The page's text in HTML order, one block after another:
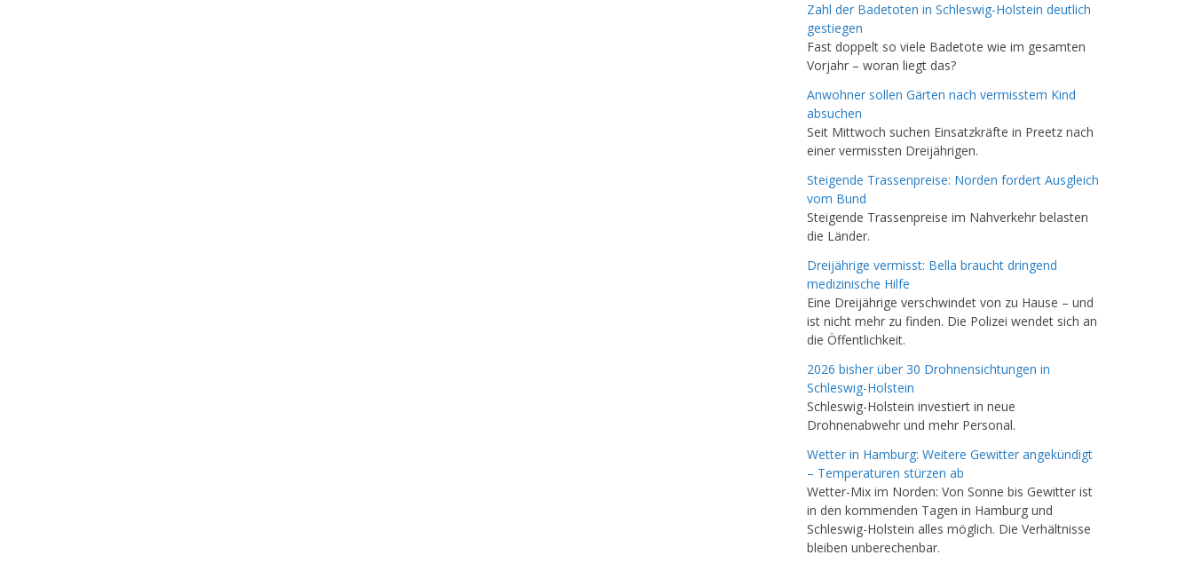
Zahl der Badetoten in Schleswig-Holstein deutlich
gestiegen
Fast doppelt so viele Badetote wie im gesamten
Vorjahr – woran liegt das?
Anwohner sollen Gärten nach vermisstem Kind
absuchen
Seit Mittwoch suchen Einsatzkräfte in Preetz nach
einer vermissten Dreijährigen.
Steigende Trassenpreise: Norden fordert Ausgleich
vom Bund
Steigende Trassenpreise im Nahverkehr belasten
die Länder.
Dreijährige vermisst: Bella braucht dringend
medizinische Hilfe
Eine Dreijährige verschwindet von zu Hause – und
ist nicht mehr zu finden. Die Polizei wendet sich an
die Öffentlichkeit.
2026 bisher über 30 Drohnensichtungen in
Schleswig-Holstein
Schleswig-Holstein investiert in neue
Drohnenabwehr und mehr Personal.
Wetter in Hamburg: Weitere Gewitter angekündigt
– Temperaturen stürzen ab
Wetter-Mix im Norden: Von Sonne bis Gewitter ist
in den kommenden Tagen in Hamburg und
Schleswig-Holstein alles möglich. Die Verhältnisse
bleiben unberechenbar.